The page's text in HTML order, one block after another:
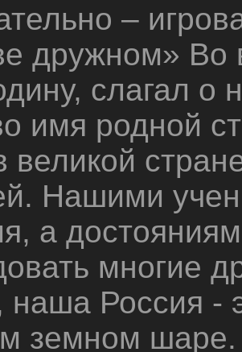
–
дружном»
слагал о
имя родной
великой
Нашими
а
многие
наша Россия -
земном